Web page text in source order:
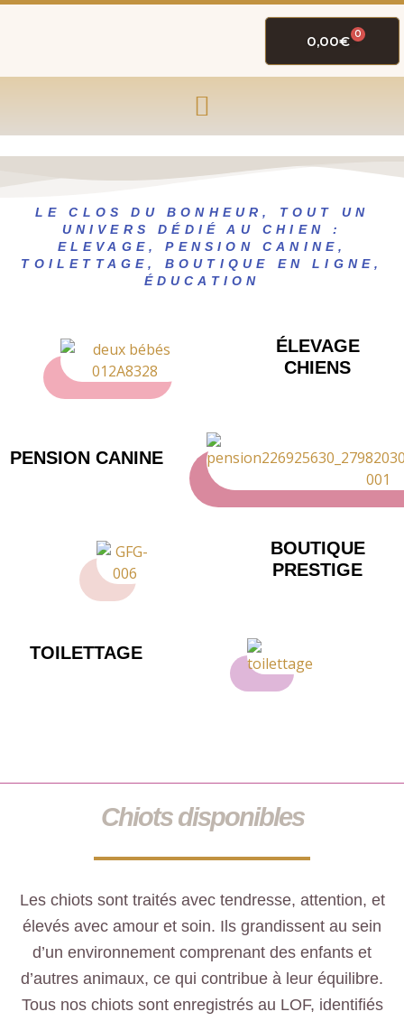
0,00€ 0
LE CLOS DU BONHEUR, TOUT UN
UNIVERS DÉDIÉ AU CHIEN :
ELEVAGE, PENSION CANINE,
TOILETTAGE, BOUTIQUE EN LIGNE,
ÉDUCATION
ÉLEVAGE
CHIENS
PENSION CANINE
BOUTIQUE
PRESTIGE
TOILETTAGE
Chiots disponibles
Les chiots sont traités avec tendresse, attention, et
élevés avec amour et soin. Ils grandissent au sein
d’un environnement comprenant des enfants et
d’autres animaux, ce qui contribue à leur équilibre.
Tous nos chiots sont enregistrés au LOF, identifiés